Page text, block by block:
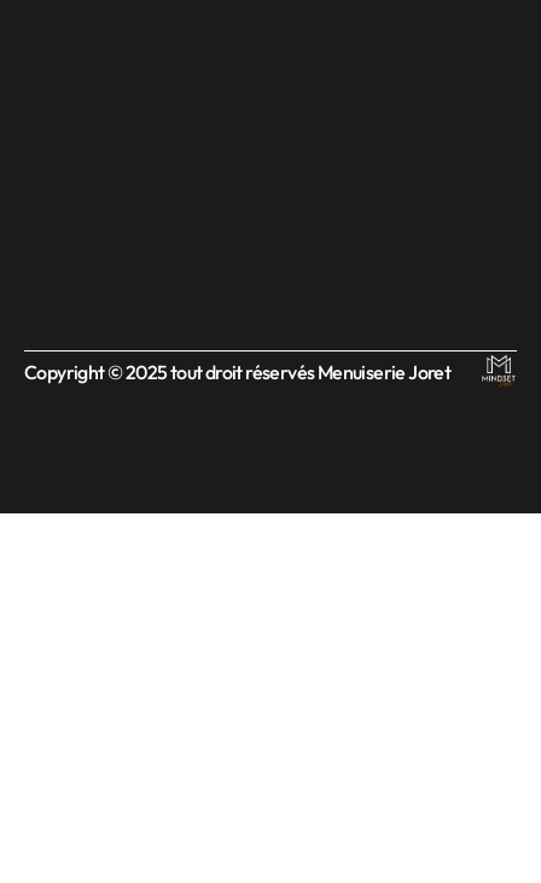
Copyright © 2025 tout droit réservés Menuiserie Joret